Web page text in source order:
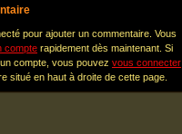
pour ajouter un commentaire. Vous
compte rapidement dès maintenant. Si
compte, vous pouvez vous connecter
situé en haut à droite de cette page.